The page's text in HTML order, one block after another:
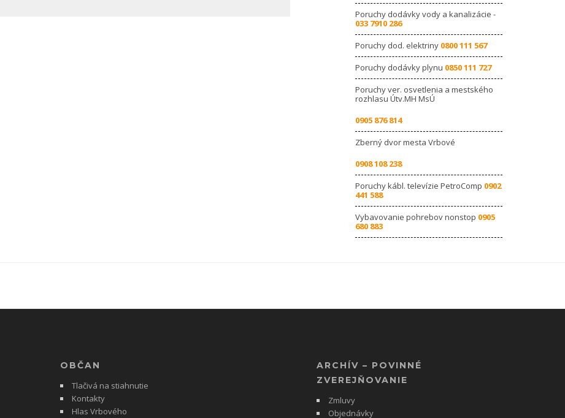
Poruchy dodávky vody a kanalizácie -
033 7910 286
Poruchy dod. elektriny 0800 111 567
Poruchy dodávky plynu 0850 111 727
Poruchy ver. osvetlenia a mestského
rozhlasu Útv.MH MsÚ
0905 876 814
Zberný dvor mesta Vrbové
0908 108 238
Poruchy kábl. televízie PetroComp 0902
441 588
Vybavovanie pohrebov nonstop 0905
680 883
OBČAN
Tlačivá na stiahnutie
Kontakty
Hlas Vrbového
ARCHÍV – POVINNÉ
ZVEREJŇOVANIE
Zmluvy
Objednávky